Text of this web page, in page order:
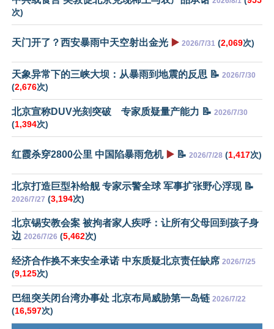
次)
天门开了？西安暴雨中天空射出金光 ▶️ 2026/7/31 (2,069次)
天象异常下的三峡大坝：从暴雨到地震的反思 📝 2026/7/30
(2,676次)
北京宣称DUV光刻突破 专家质疑量产能力 📝 2026/7/30
(1,394次)
红霞杀穿2800公里 中国陷暴雨危机 ▶️ 📝 2026/7/28 (1,417次)
北京打造巨型补给舰 专家示警全球 军事扩张野心浮现 📝
2026/7/27 (3,194次)
北京锡安教会案 被拘者家人疾呼：让所有父母回到孩子身
边 2026/7/26 (5,462次)
经济合作换不来安全承诺 中东质疑北京责任缺席 2026/7/25
(9,125次)
巴纽突关闭台湾办事处 北京布局威胁第一岛链 2026/7/22
(16,597次)